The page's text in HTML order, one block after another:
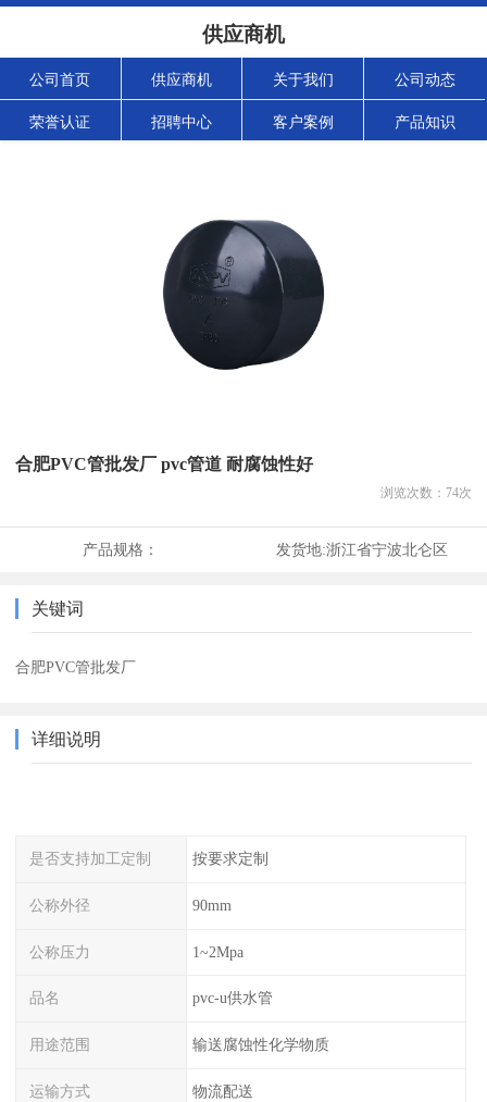
供应商机
公司首页 供应商机 关于我们 公司动态
荣誉认证 招聘中心 客户案例 产品知识
合肥PVC管批发厂 pvc管道 耐腐蚀性好
浏览次数： 74次
产品规格： 发货地:浙江省宁波北仑区
关键词
合肥PVC管批发厂
详细说明
是否支持加工定制 按要求定制
公称外径 90mm
公称压力 1~2Mpa
品名 pvc-u供水管
用途范围 输送腐蚀性化学物质
运输方式 物流配送